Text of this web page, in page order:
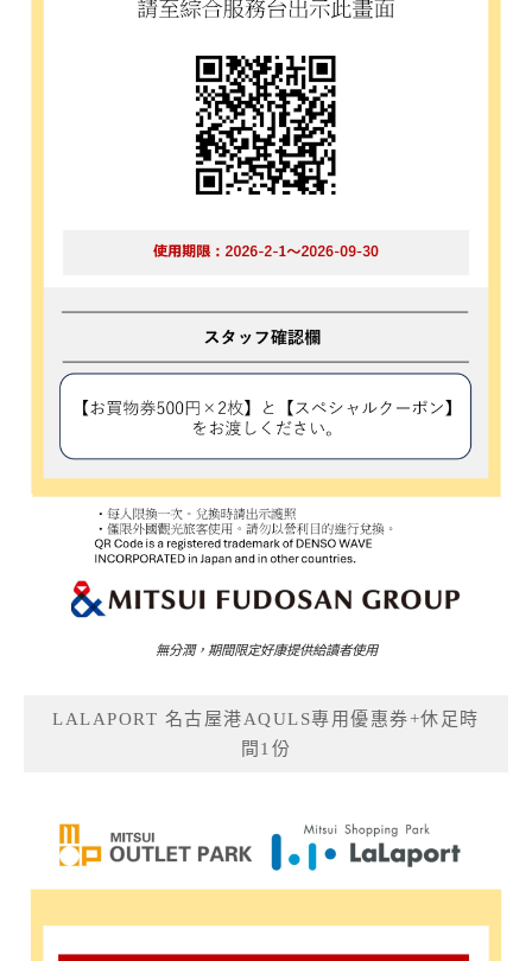
無分潤，期間限定好康提供給讀者使用
LALAPORT 名古屋港AQULS專用優惠券+休足時
間1份